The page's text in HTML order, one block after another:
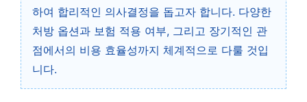
하여 합리적인 의사결정을 돕고자 합니다. 다양한
처방 옵션과 보험 적용 여부, 그리고 장기적인 관
점에서의 비용 효율성까지 체계적으로 다룰 것입
니다.